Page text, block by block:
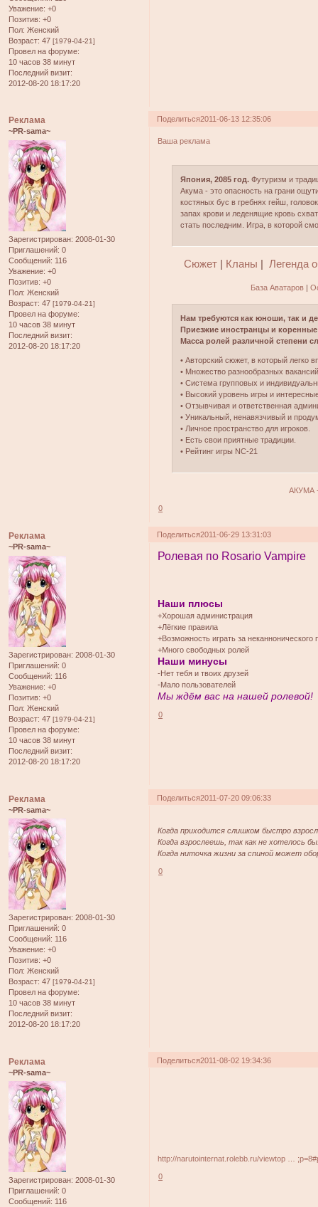
Уважение: +0
Позитив: +0
Пол: Женский
Возраст: 47 [1979-04-21]
Провел на форуме:
10 часов 38 минут
Последний визит:
2012-08-20 18:17:20
Поделиться2011-06-13 12:35:06
Реклама
~PR-sama~
Зарегистрирован: 2008-01-30
Приглашений: 0
Сообщений: 116
Уважение: +0
Позитив: +0
Пол: Женский
Возраст: 47 [1979-04-21]
Провел на форуме:
10 часов 38 минут
Последний визит:
2012-08-20 18:17:20
Ваша реклама
Япония, 2085 год. Футуризм и
Акума - это опасность на грани
костяных бус в гребнях гейш,
запах крови и леденящие кровь
стать последним. Игра, в которой
Сюжет | Кланы | Легенда
База Аватаров |
Нам требуются как юноши, так и
Приезжие иностранцы и
Масса ролей различной степени
• Авторский сюжет, в который легко
• Множество разнообразных
• Система групповых и
• Высокий уровень игры и
• Отзывчивая и ответственная
• Уникальный, ненавязчивый и
• Личное пространство для игроков.
• Есть свои приятные традиции.
• Рейтинг игры NC-21
АКУМА
0
Поделиться2011-06-29 13:31:03
Реклама
~PR-sama~
Зарегистрирован: 2008-01-30
Приглашений: 0
Сообщений: 116
Уважение: +0
Позитив: +0
Пол: Женский
Возраст: 47 [1979-04-21]
Провел на форуме:
10 часов 38 минут
Последний визит:
2012-08-20 18:17:20
Ролевая по Rosario Vampire
Наши плюсы
+Хорошая администрация
+Лёгкие правила
+Возможность играть за неканнонического
+Много свободных ролей
Наши минусы
-Нет тебя и твоих друзей
-Мало пользователей
Мы ждём вас на нашей ролевой!
0
Поделиться2011-07-20 09:06:33
Реклама
~PR-sama~
Зарегистрирован: 2008-01-30
Приглашений: 0
Сообщений: 116
Уважение: +0
Позитив: +0
Пол: Женский
Возраст: 47 [1979-04-21]
Провел на форуме:
10 часов 38 минут
Последний визит:
2012-08-20 18:17:20
Когда приходится слишком быстро
Когда взрослеешь, так как не хотелось
Когда ниточка жизни за спиной может
0
Поделиться2011-08-02 19:34:36
Реклама
~PR-sama~
Зарегистрирован: 2008-01-30
Приглашений: 0
Сообщений: 116
http://narutointernat.rolebb.ru/viewtop …
0